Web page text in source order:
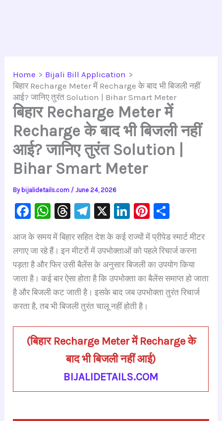
Home
Bijali Bill Application
बिहार Recharge Meter में Recharge के बाद भी बिजली नहीं
आई? जानिए तुरंत Solution | Bihar Smart Meter
बिहार Recharge Meter में
Recharge के बाद भी बिजली नहीं
आई? जानिए तुरंत Solution |
Bihar Smart Meter
By bijalidetails.com /June 24, 2026
F
c
e
b
o
o
k
W
at
s
A
p
p
T
e
a
d
s
Te
gr
a
m
X
Li
k
e
dI
n
Pi
er
e
st
ar
e
आज के समय में बिहार सहित देश के कई राज्यों में प्रीपेड स्मार्ट मीटर
लगाए जा रहे हैं। इन मीटरों में उपभोक्ताओं को पहले रिचार्ज करना
पड़ता है और फिर उसी बैलेंस के अनुसार बिजली का उपयोग किया
जाता है। कई बार ऐसा होता है कि उपभोक्ता का बैलेंस समाप्त हो जाता
है और बिजली कट जाती है। इसके बाद जब उपभोक्ता तुरंत रिचार्ज
करता है, तब भी बिजली तुरंत चालू नहीं होती है।
(बिहार Recharge Meter में Recharge के
बाद भी बिजली नहीं आई)
BIJALIDETAILS.COM